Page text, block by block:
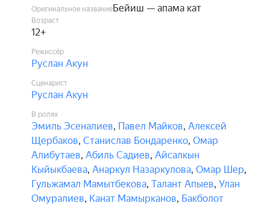
Оригинальное названиеБейиш — апама кат
Возраст
12+
Режиссёр
Руслан Акун
Сценарист
Руслан Акун
В ролях
Эмиль Эсеналиев, Павел Майков, Алексей
Щербаков, Станислав Бондаренко, Омар
Алибутаев, Абиль Садиев, Айсалкын
Кыйыкбаева, Анаркул Назаркулова, Омар Шер,
Гульжамал Мамытбекова, Талант Апыев, Улан
Омуралиев, Канат Мамырканов, Бакболот